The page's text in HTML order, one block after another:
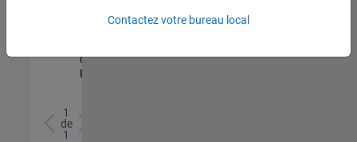
Engineer
qualité |
Expérimenté(e)
1
de
1
Contactez votre bureau local